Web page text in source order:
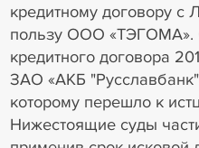
кредитному договору с
пользу ООО «ТЭГОМА».
кредитного договора
ЗАО «АКБ
которому перешло к
Нижестоящие суды